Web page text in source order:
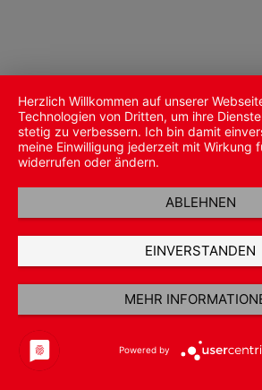
Herzlich Willkommen auf unserer
Technologien von Dritten, um ihre
stetig zu verbessern. Ich bin damit
meine Einwilligung jederzeit mit Wirkung
widerrufen oder ändern.
ABLEHNEN
EINVERSTANDEN
MEHR
Powered by